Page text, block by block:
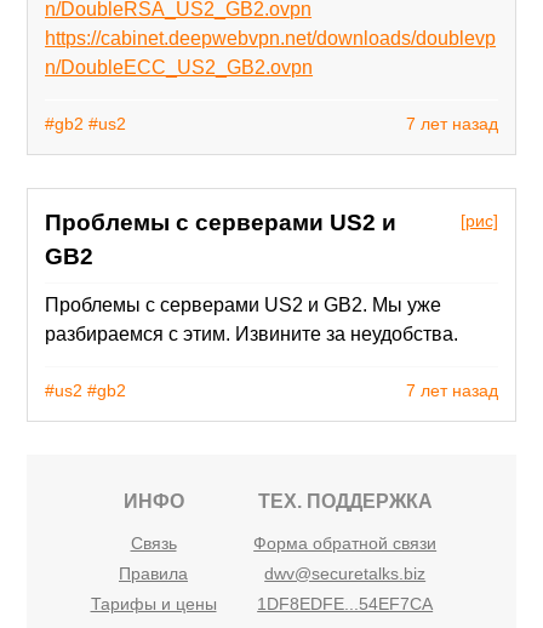
n/DoubleRSA_US2_GB2.ovpn
https://cabinet.deepwebvpn.net/downloads/doublevp
n/DoubleECC_US2_GB2.ovpn
7 лет назад
#gb2 #us2
[рис]
Проблемы с серверами US2 и
GB2
Проблемы с серверами US2 и GB2. Мы уже
разбираемся с этим. Извините за неудобства.
7 лет назад
#us2 #gb2
ИНФО
Связь
Правила
Тарифы и цены
ТЕХ. ПОДДЕРЖКА
Форма обратной связи
dwv@securetalks.biz
1DF8EDFE...54EF7CA